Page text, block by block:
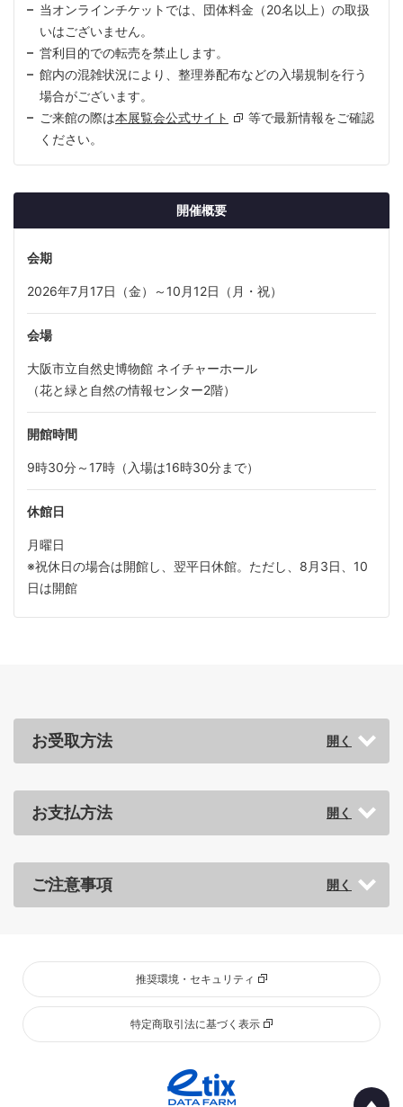
当オンラインチケットでは、団体料金（20名以上）の取扱
いはございません。
営利目的での転売を禁止します。
館内の混雑状況により、整理券配布などの入場規制を行う
場合がございます。
ご来館の際は本展覧会公式サイト
等で最新情報をご確認
ください。
開催概要
会期
2026年7月17日（金）～10月12日（月・祝）
会場
大阪市立自然史博物館 ネイチャーホール
（花と緑と自然の情報センター2階）
開館時間
9時30分～17時（入場は16時30分まで）
休館日
月曜日
※祝休日の場合は開館し、翌平日休館。ただし、8月3日、10
日は開館
お受取方法
お支払方法
ご注意事項
推奨環境・セキュリティ
特定商取引法に基づく表示